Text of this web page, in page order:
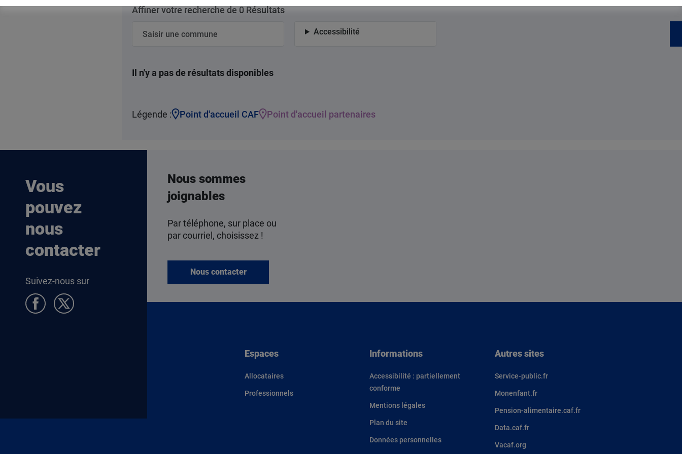
Affiner votre recherche de 0 Résultats
Accessibilité
Il n'y a pas de résultats disponibles
Légende : Point d'accueil CAF Point d'accueil partenaires
Vous
pouvez
nous
contacter
Suivez-nous sur
Nous sommes
joignables
Par téléphone, sur place ou
par courriel, choisissez !
Nous contacter
Espaces
Allocataires
Professionnels
Informations
Accessibilité : partiellement
conforme
Mentions légales
Plan du site
Données personnelles
Autres sites
Service-public.fr
Monenfant.fr
Pension-alimentaire.caf.fr
Data.caf.fr
Vacaf.org